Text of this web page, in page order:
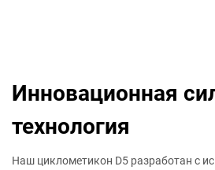
Инновационная
технология
Наш циклометикон D5 разработан с